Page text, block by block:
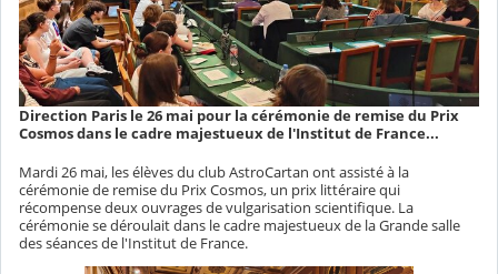
Direction Paris le 26 mai pour la cérémonie de remise du Prix
Cosmos dans le cadre majestueux de l'Institut de France...
Mardi 26 mai, les élèves du club AstroCartan ont assisté à la
cérémonie de remise du Prix Cosmos, un prix littéraire qui
récompense deux ouvrages de vulgarisation scientifique. La
cérémonie se déroulait dans le cadre majestueux de la Grande salle
des séances de l'Institut de France.